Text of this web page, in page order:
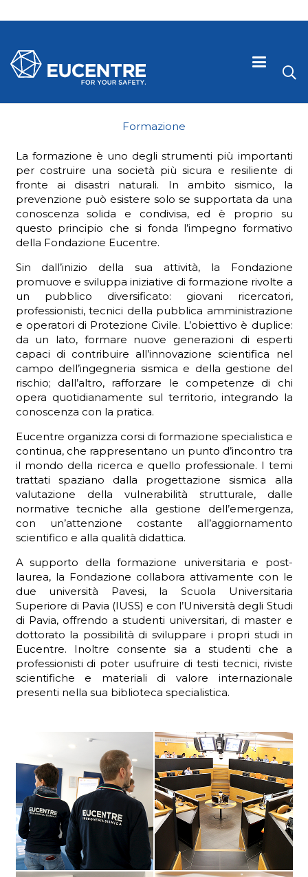
Formazione
La formazione è uno degli strumenti più importanti
per costruire una società più sicura e resiliente di
fronte ai disastri naturali. In ambito sismico, la
prevenzione può esistere solo se supportata da una
conoscenza solida e condivisa, ed è proprio su
questo principio che si fonda l’impegno formativo
della Fondazione Eucentre.
Sin dall’inizio della sua attività, la Fondazione
promuove e sviluppa iniziative di formazione rivolte a
un pubblico diversificato: giovani ricercatori,
professionisti, tecnici della pubblica amministrazione
e operatori di Protezione Civile. L’obiettivo è duplice:
da un lato, formare nuove generazioni di esperti
capaci di contribuire all’innovazione scientifica nel
campo dell’ingegneria sismica e della gestione del
rischio; dall’altro, rafforzare le competenze di chi
opera quotidianamente sul territorio, integrando la
conoscenza con la pratica.
Eucentre organizza corsi di formazione specialistica e
continua, che rappresentano un punto d’incontro tra
il mondo della ricerca e quello professionale. I temi
trattati spaziano dalla progettazione sismica alla
valutazione della vulnerabilità strutturale, dalle
normative tecniche alla gestione dell’emergenza,
con un’attenzione costante all’aggiornamento
scientifico e alla qualità didattica.
A supporto della formazione universitaria e post-
laurea, la Fondazione collabora attivamente con le
due università Pavesi, la Scuola Universitaria
Superiore di Pavia (IUSS) e con l’Università degli Studi
di Pavia, offrendo a studenti universitari, di master e
dottorato la possibilità di sviluppare i propri studi in
Eucentre. Inoltre consente sia a studenti che a
professionisti di poter usufruire di testi tecnici, riviste
scientifiche e materiali di valore internazionale
presenti nella sua biblioteca specialistica.